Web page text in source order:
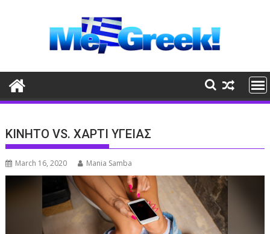
ΚΙΝΗΤΟ VS. ΧΑΡΤΙ ΥΓΕΙΑΣ
March 16, 2020 Mania Samba